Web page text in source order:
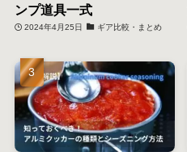
ンプ道具一式
2024年4月25日 ギア比較・まとめ